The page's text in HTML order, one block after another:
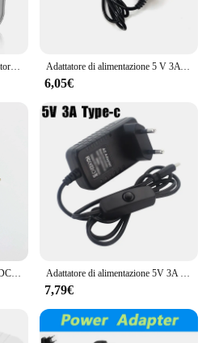
Caricabatterie per telefono adattatore per caricabatterie rapido per cellulare USB a 4 porte 5V 3A per Iphone Samsung Huawei Xiaomi alimentatore a ricarica rapida Adattatore di alimentazione 5 V 3A USB Type-c caricatore di alimentazione AC/DC 5 V Volt 3000mA per Raspberry Pi 4 modello B
6,05€
Adattatore 5V 3A 3000mA AC/DC ricarica USB tipo C alimentatore caricabatterie da viaggio per Nintend Switch NS Console di gioco Adattatore di alimentazione 5V 3A 3000mA caricatore USB di tipo C alimentatore alimentatore alimentatore presa di commutazione per Raspberry PI 4 modello B
7,79€